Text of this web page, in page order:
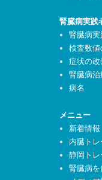
腎臓病実践
腎臓病
検査数
症状の改
腎臓病治
病名
メニュー
新着情報
内臓ト
静岡トレ
腎臓病を